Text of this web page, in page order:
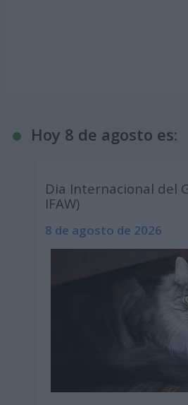
Hoy 8 de agosto es:
Dia Internacional del
IFAW)
8 de agosto de 2026